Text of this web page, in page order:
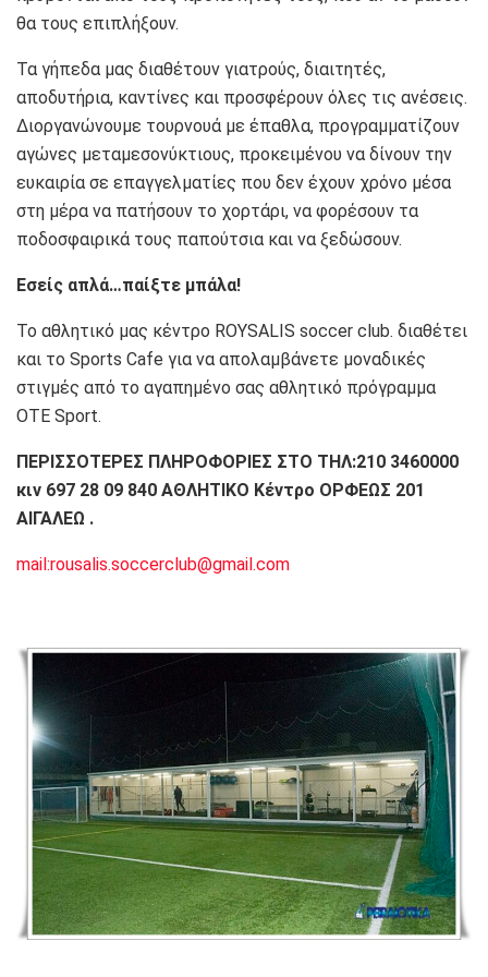
θα τους επιπλήξουν.
Τα γήπεδα μας διαθέτουν γιατρούς, διαιτητές,
αποδυτήρια, καντίνες και προσφέρουν όλες τις ανέσεις.
Διοργανώνουμε τουρνουά με έπαθλα, προγραμματίζουν
αγώνες μεταμεσονύκτιους, προκειμένου να δίνουν την
ευκαιρία σε επαγγελματίες που δεν έχουν χρόνο μέσα
στη μέρα να πατήσουν το χορτάρι, να φορέσουν τα
ποδοσφαιρικά τους παπούτσια και να ξεδώσουν.
Εσείς απλά…παίξτε μπάλα!
Το αθλητικό μας κέντρο ROYSALIS soccer club. διαθέτει
και το Sports Cafe για να απολαμβάνετε μοναδικές
στιγμές από το αγαπημένο σας αθλητικό πρόγραμμα
ΟΤΕ Sport.
ΠΕΡΙΣΣΟΤΕΡΕΣ ΠΛΗΡΟΦΟΡΙΕΣ ΣΤΟ ΤΗΛ:210 3460000
κιν 697 28 09 840 ΑΘΛΗΤΙΚΟ Κέντρο ΟΡΦΕΩΣ 201
ΑΙΓΑΛΕΩ .
mail:rousalis.soccerclub@gmail.com